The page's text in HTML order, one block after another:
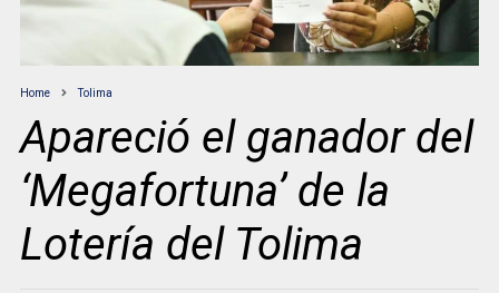
Home Tolima
Apareció el ganador del
‘Megafortuna’ de la
Lotería del Tolima